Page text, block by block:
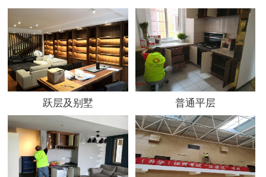
跃层及别墅 普通平层